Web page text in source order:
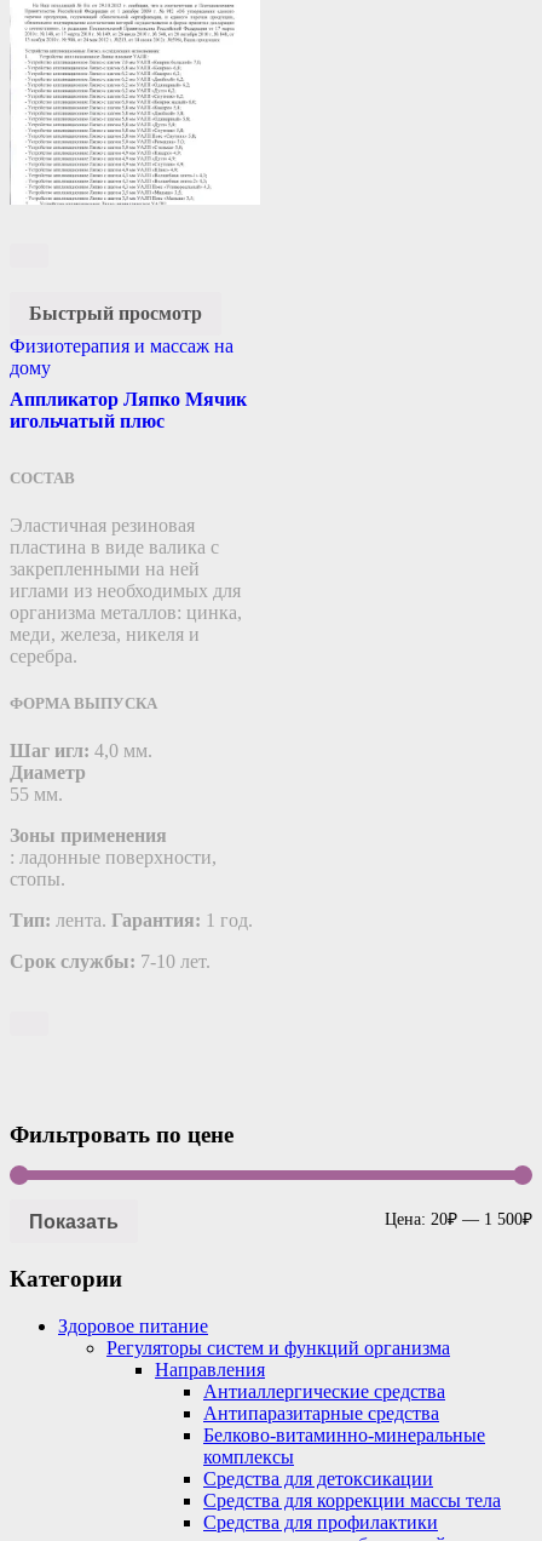
Быстрый просмотр
Физиотерапия и массаж на
дому
Аппликатор Ляпко Мячик
игольчатый плюс
СОСТАВ
Эластичная резиновая
пластина в виде валика с
закрепленными на ней
иглами из необходимых для
организма металлов: цинка,
меди, железа, никеля и
серебра.
ФОРМА ВЫПУСКА
Шаг игл: 4,0 мм.
Диаметр
55 мм.
Зоны применения
: ладонные поверхности,
стопы.
Тип: лента. Гарантия: 1 год.
Срок службы: 7-10 лет.
Фильтровать по цене
Показать Цена: 20₽ — 1 500₽
Категории
Здоровое питание
Регуляторы систем и функций организма
Направления
Антиаллергические средства
Антипаразитарные средства
Белково-витаминно-минеральные
комплексы
Средства для детоксикации
Средства для коррекции массы тела
Средства для профилактики